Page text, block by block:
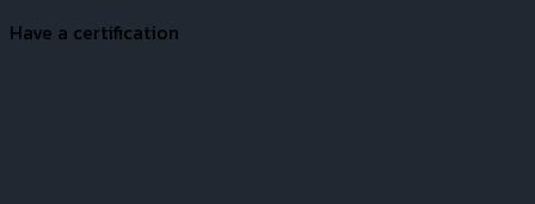
Have a certification